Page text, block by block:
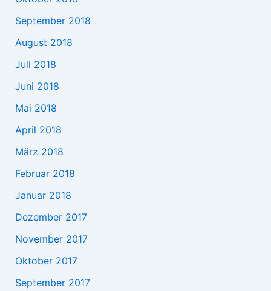
September 2018
August 2018
Juli 2018
Juni 2018
Mai 2018
April 2018
März 2018
Februar 2018
Januar 2018
Dezember 2017
November 2017
Oktober 2017
September 2017